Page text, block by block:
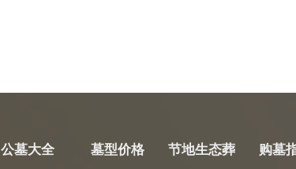
公墓大全 墓型价格 节地生态葬 购墓